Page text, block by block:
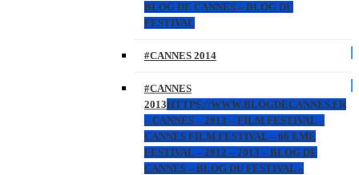
BLOG DE CANNES – BLOG DU
FESTIVAL
#CANNES 2014
#CANNES
2013HTTPS://WWW.BLOGDECANNES.FR
– CANNES – 2013 – FILM FESTIVAL –
CANNES FILM FESTIVAL – 66 EME
FESTIVAL – 2012 – 2013 – BLOG DE
CANNES – BLOG DU FESTIVAL –